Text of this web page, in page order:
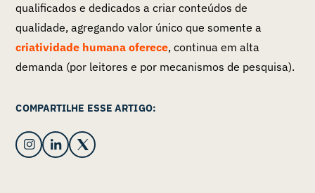
qualificados e dedicados a criar conteúdos de
qualidade, agregando valor único que somente a
criatividade humana oferece, continua em alta
demanda (por leitores e por mecanismos de pesquisa).
COMPARTILHE ESSE ARTIGO: